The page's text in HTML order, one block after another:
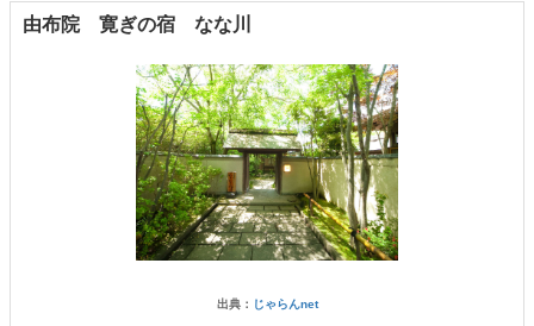
由布院 寛ぎの宿 なな川
出典： じゃらんnet